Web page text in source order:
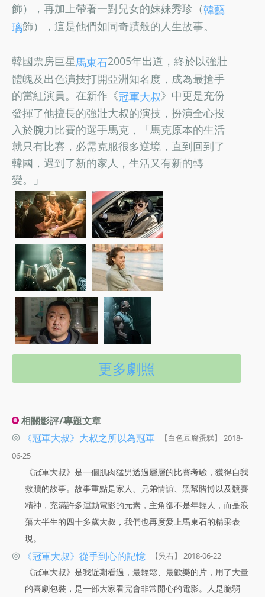
飾），再加上帶著一對兒女的妹妹秀珍（韓藝
璃飾），這是他們如同奇蹟般的人生故事。
韓國票房巨星馬東石2005年出道，終於以強壯
體魄及出色演技打開亞洲知名度，成為最搶手
的當紅演員。在新作《冠軍大叔》中更是充份
發揮了他擅長的強壯大叔的演技，扮演全心投
入於腕力比賽的選手馬克，「馬克原本的生活
就只有比賽，必需克服很多逆境，直到回到了
韓國，遇到了新的家人，生活又有新的轉
變。」
更多劇照
相關影評/專題文章
◎
《冠軍大叔》大叔之所以為冠軍
【白色豆腐蛋糕】 2018-
06-25
《冠軍大叔》是一個肌肉猛男透過層層的比賽考驗，獲得自我
救贖的故事。故事重點是家人、兄弟情誼、黑幫賭博以及競賽
精神，充滿許多運動電影的元素，主角卻不是年輕人，而是浪
蕩大半生的四十多歲大叔，我們也再度愛上馬東石的精采表
現。
◎ 《冠軍大叔》從手到心的記憶 【吳右】 2018-06-22
《冠軍大叔》是我近期看過，最輕鬆、最歡樂的片，用了大量
的喜劇包裝，是一部大家看完會非常開心的電影。人是脆弱